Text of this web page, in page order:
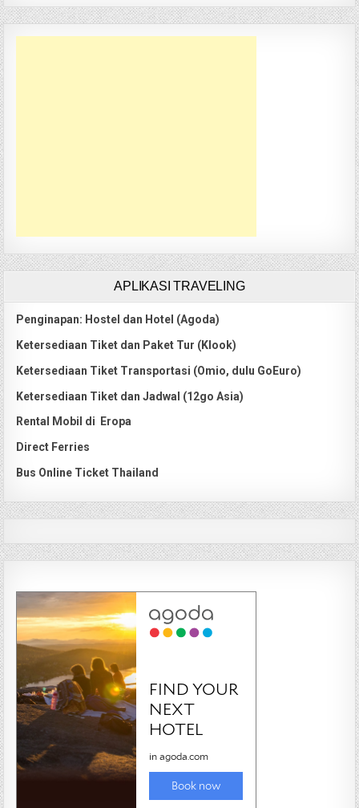
APLIKASI TRAVELING
Penginapan: Hostel dan Hotel (Agoda)
Ketersediaan Tiket dan Paket Tur (Klook)
Ketersediaan Tiket Transportasi (Omio, dulu GoEuro)
Ketersediaan Tiket dan Jadwal (12go Asia)
Rental Mobil di Eropa
Direct Ferries
Bus Online Ticket Thailand